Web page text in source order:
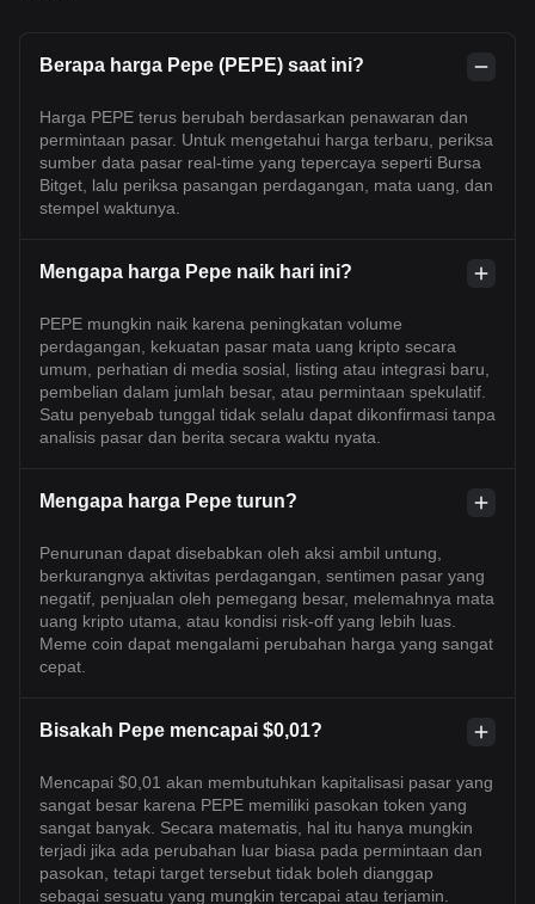
Berapa harga Pepe (PEPE) saat ini?
Harga PEPE terus berubah berdasarkan penawaran dan
permintaan pasar. Untuk mengetahui harga terbaru, periksa
sumber data pasar real-time yang tepercaya seperti Bursa
Bitget, lalu periksa pasangan perdagangan, mata uang, dan
stempel waktunya.
Mengapa harga Pepe naik hari ini?
PEPE mungkin naik karena peningkatan volume
perdagangan, kekuatan pasar mata uang kripto secara
umum, perhatian di media sosial, listing atau integrasi baru,
pembelian dalam jumlah besar, atau permintaan spekulatif.
Satu penyebab tunggal tidak selalu dapat dikonfirmasi tanpa
analisis pasar dan berita secara waktu nyata.
Mengapa harga Pepe turun?
Penurunan dapat disebabkan oleh aksi ambil untung,
berkurangnya aktivitas perdagangan, sentimen pasar yang
negatif, penjualan oleh pemegang besar, melemahnya mata
uang kripto utama, atau kondisi risk-off yang lebih luas.
Meme coin dapat mengalami perubahan harga yang sangat
cepat.
Bisakah Pepe mencapai $0,01?
Mencapai $0,01 akan membutuhkan kapitalisasi pasar yang
sangat besar karena PEPE memiliki pasokan token yang
sangat banyak. Secara matematis, hal itu hanya mungkin
terjadi jika ada perubahan luar biasa pada permintaan dan
pasokan, tetapi target tersebut tidak boleh dianggap
sebagai sesuatu yang mungkin tercapai atau terjamin.